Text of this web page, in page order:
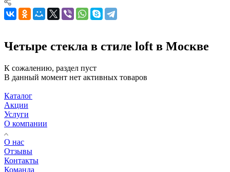
Четыре стекла в стиле loft в Москве
К сожалению, раздел пуст
В данный момент нет активных товаров
Каталог
Акции
Услуги
О компании
О нас
Отзывы
Контакты
Команда